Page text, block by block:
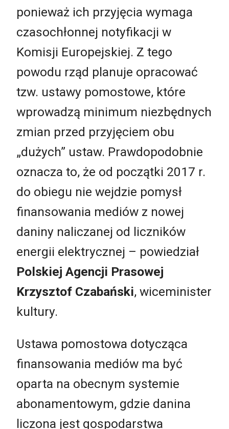
ponieważ ich przyjęcia wymaga
czasochłonnej notyfikacji w
Komisji Europejskiej. Z tego
powodu rząd planuje opracować
tzw. ustawy pomostowe, które
wprowadzą minimum niezbędnych
zmian przed przyjęciem obu
„dużych” ustaw. Prawdopodobnie
oznacza to, że od początki 2017 r.
do obiegu nie wejdzie pomysł
finansowania mediów z nowej
daniny naliczanej od liczników
energii elektrycznej – powiedział
Polskiej Agencji Prasowej
Krzysztof Czabański, wiceminister
kultury.
Ustawa pomostowa dotycząca
finansowania mediów ma być
oparta na obecnym systemie
abonamentowym, gdzie danina
liczona jest gospodarstwa